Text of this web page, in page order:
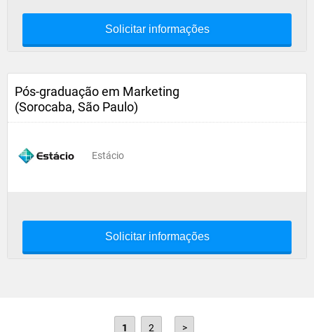
Solicitar informações
Pós-graduação em Marketing
(Sorocaba, São Paulo)
Estácio
Solicitar informações
1 2 >